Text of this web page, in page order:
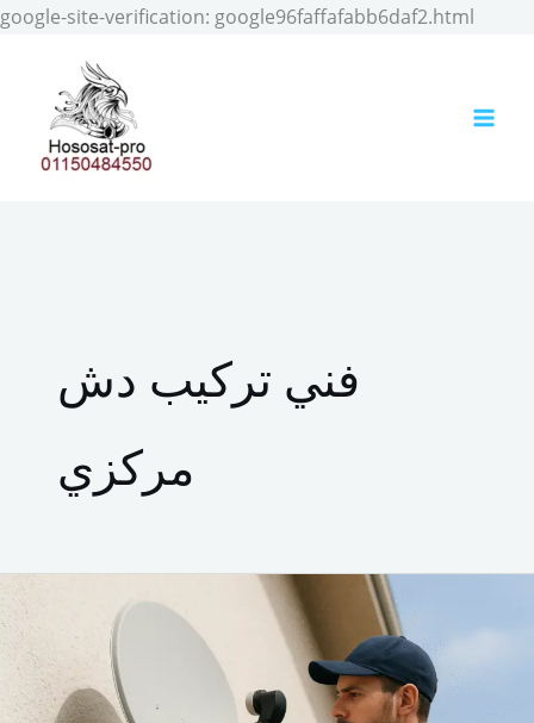
google-site-verification: google96faffafabb6daf2.html
فني تركيب دش
مركزي
تركيب
دش
أبراج
سما